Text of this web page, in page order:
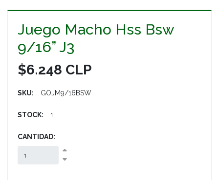
Juego Macho Hss Bsw
9/16” J3
$6.248 CLP
SKU: GOJM9/16BSW
STOCK: 1
CANTIDAD: